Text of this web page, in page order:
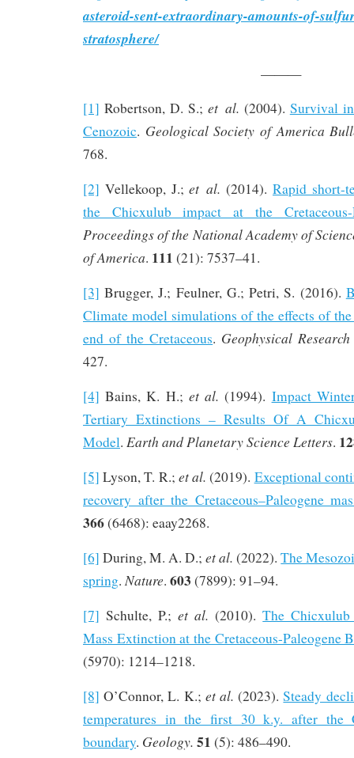
asteroid-sent-extraordinary-amounts-of-
stratosphere/
———
[1] Robertson, D. S.;et al. (2004). Survival
Cenozoic. Geological Society of America
768.
[2] Vellekoop, J.;et al. (2014). Rapid short-
the Chicxulub impact at the Cretaceous-
Proceedings of the National Academy of
of America. 111 (21): 7537–41.
[3] Brugger, J.; Feulner, G.; Petri, S. (2016).
Climate model simulations of the effects of
end of the Cretaceous. Geophysical
427.
[4] Bains, K. H.; et al. (1994). Impact
Tertiary Extinctions – Results Of A
Model. Earth and Planetary Science Letters.
[5] Lyson, T. R.; et al. (2019). Exceptional
recovery after the Cretaceous–Paleogene
366(6468): eaay2268.
[6] During, M. A. D.;et al. (2022).The
spring. Nature. 603 (7899): 91–94.
[7] Schulte, P.;et al. (2010).The
Mass Extinction at the Cretaceous-Paleogene
(5970): 1214–1218.
[8] O’Connor, L. K.; et al. (2023).Steady
temperatures in the first 30 k.y. after the
boundary. Geology. 51 (5): 486–490.